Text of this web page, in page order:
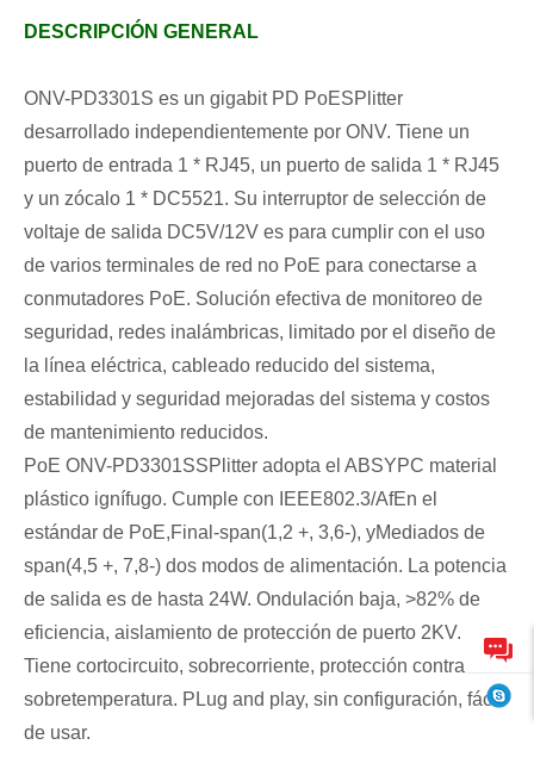
DESCRIPCIÓN GENERAL
ONV-PD3301S es un gigabit PD PoESPlitter
desarrollado independientemente por ONV. Tiene un
puerto de entrada 1 * RJ45, un puerto de salida 1 * RJ45
y un zócalo 1 * DC5521. Su interruptor de selección de
voltaje de salida DC5V/12V es para cumplir con el uso
de varios terminales de red no PoE para conectarse a
conmutadores PoE. Solución efectiva de monitoreo de
seguridad, redes inalámbricas, limitado por el diseño de
la línea eléctrica, cableado reducido del sistema,
estabilidad y seguridad mejoradas del sistema y costos
de mantenimiento reducidos.
PoE ONV-PD3301SSPlitter adopta el ABSYPC material
plástico ignífugo. Cumple con IEEE802.3/AfEn el
estándar de PoE,Final-span(1,2 +, 3,6-), yMediados de
span(4,5 +, 7,8-) dos modos de alimentación. La potencia
de salida es de hasta 24W. Ondulación baja, >82% de
eficiencia, aislamiento de protección de puerto 2KV.
Tiene cortocircuito, sobrecorriente, protección contra
sobretemperatura. P Lug and play, sin configuración, fácil
de usar.